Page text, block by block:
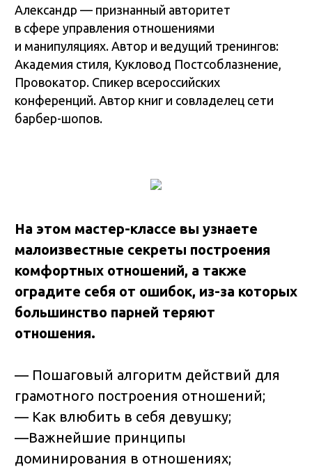
Александр — признанный авторитет
в сфере управления отношениями
и манипуляциях. Автор и ведущий тренингов:
Академия стиля, Кукловод Постсоблазнение,
Провокатор. Спикер всероссийских
конференций. Автор книг и совладелец сети
барбер-шопов.
На этом мастер-классе вы узнаете
малоизвестные секреты построения
комфортных отношений, а также
оградите себя от ошибок, из-за которых
большинство парней теряют
отношения.
— Пошаговый алгоритм действий для
грамотного построения отношений;
— Как влюбить в себя девушку;
—Важнейшие принципы
доминирования в отношениях;